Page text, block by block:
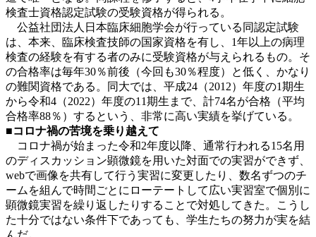
検査士資格認定試験の受験資格が得られる。
公益社団法人日本臨床細胞学会が行っている同認定試験
は、本来、臨床検査技師の国家資格を有し、1年以上の病理
検査の経験を有する者のみに受験資格が与えられるもの。そ
の合格率は毎年30％前後（今回も30％程度）と低く、かなり
の難関資格である。同大では、平成24（2012）年度の1期生
から令和4（2022）年度の11期生まで、計74名が合格（平均
合格率88％）するという、非常に高い実績を挙げている。
■コロナ禍の苦境を乗り越えて
コロナ禍が始まった令和2年度以降、通常行われる15名用
のディスカッション顕微鏡を用いた対面での実習ができず、
webで画像を共有して行う実習に変更したり、数名ずつのチ
ームを組んで時間ごとにローテートして広い実習室で個別に
顕微鏡実習を繰り返したりすることで対処してきた。こうし
た十分ではない条件下であっても、学生たちの努力が実を結
んだ。